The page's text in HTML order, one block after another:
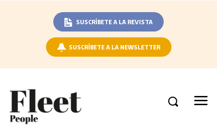
SUSCRÍBETE A LA REVISTA
SUSCRÍBETE A LA NEWSLETTER